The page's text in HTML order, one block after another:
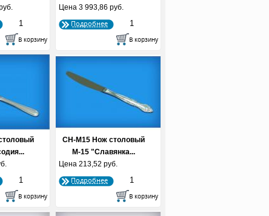
Цена 3 993,86 руб.
Подробнее
СН-М15 Нож столовый
М-15 "Славянка...
Цена 213,52 руб.
Подробнее